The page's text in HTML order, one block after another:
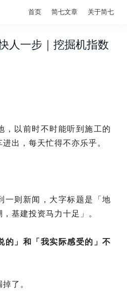
首页 简七文章 关于简七
人一步｜挖掘机指数
，以前时不时能听到施工的
出，每天忙得不亦乐乎。
一则新闻，大字标题是「地
基建投资马力十足」。
的」和「我实际感受的」不
了。